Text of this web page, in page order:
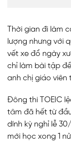
Thời gian đi làm
lượng nhưng với
vết xe đổ ngày
chỉ làm bài tập
anh chị giáo viên
Đông thi TOEIC
tâm đã hết từ
dính kỳ nghỉ lễ
mới học xong 1